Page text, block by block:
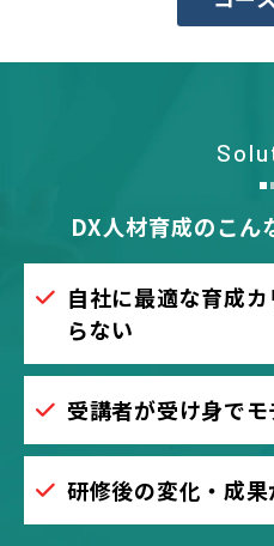
DX人材育成のこん
自社に最適な育成
らない
受講者が受け身で
研修後の変化・成